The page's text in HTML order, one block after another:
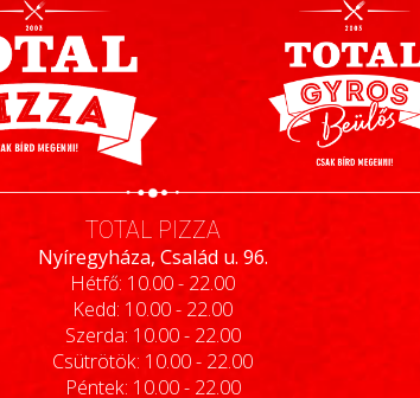
TOTAL PIZZA
Nyíregyháza, Család u. 96.
Hétfő: 10.00 - 22.00
Kedd: 10.00 - 22.00
Szerda: 10.00 - 22.00
Csütrötök: 10.00 - 22.00
Péntek: 10.00 - 22.00